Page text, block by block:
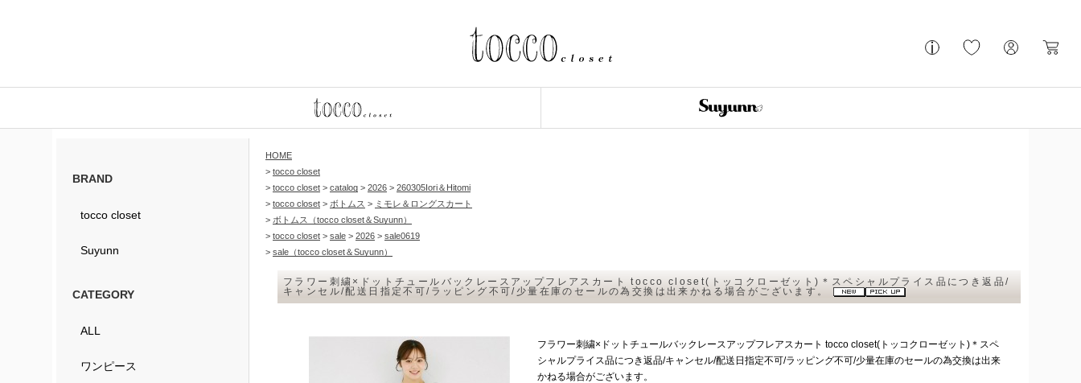
BRAND
tocco closet
Suyunn
CATEGORY
ALL
ワンピース
HOME
> tocco closet
> tocco closet > catalog > 2026 > 260305Iori＆Hitomi
> tocco closet > ボトムス > ミモレ＆ロングスカート
> ボトムス（tocco closet＆Suyunn）
> tocco closet > sale > 2026 > sale0619
> sale（tocco closet＆Suyunn）
フラワー刺繍×ドットチュールバックレースアップフレアスカート tocco closet(トッコクローゼット)＊スペシャルプライス品につき返品/
キャンセル/配送日指定不可/ラッピング不可/少量在庫のセールの為交換は出来かねる場合がございます。
フラワー刺繍×ドットチュールバックレースアップフレアスカート tocco closet(トッコクローゼット)＊スペ
シャルプライス品につき返品/キャンセル/配送日指定不可/ラッピング不可/少量在庫のセールの為交換は出来
かねる場合がございます。